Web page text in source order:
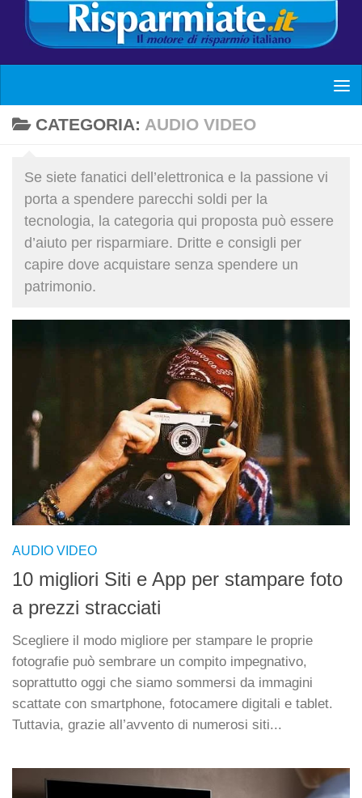
CATEGORIA: AUDIO VIDEO
Se siete fanatici dell’elettronica e la passione vi
porta a spendere parecchi soldi per la
tecnologia, la categoria qui proposta può essere
d’aiuto per risparmiare. Dritte e consigli per
capire dove acquistare senza spendere un
patrimonio.
AUDIO VIDEO
10 migliori Siti e App per stampare foto
a prezzi stracciati
Scegliere il modo migliore per stampare le proprie
fotografie può sembrare un compito impegnativo,
soprattutto oggi che siamo sommersi da immagini
scattate con smartphone, fotocamere digitali e tablet.
Tuttavia, grazie all’avvento di numerosi siti...